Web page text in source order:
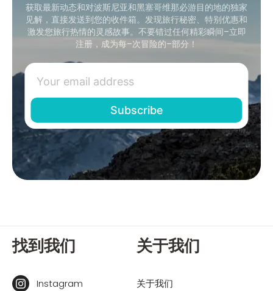
获取最新动态和对波斯尼亚和黑塞哥维那必游目的地的独家
见解，直接发送到您的收件箱。发现旅行秘密、特别优惠和
激发您旅行热情的灵感故事。不要错过任何精彩瞬间–立即
注册，成为每–次冒险的–部分！
找到我们
Instagram
关于我们
关于我们